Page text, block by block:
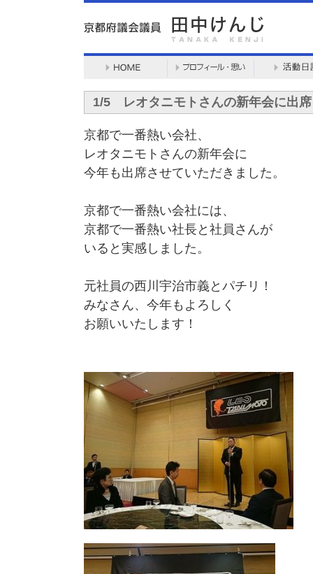
1/5 レオタニモトさんの新年会に出
京都で一番熱い会社、
レオタニモトさんの新年会に
今年も出席させていただきました。
京都で一番熱い会社には、
京都で一番熱い社長と社員さんが
いると実感しました。
元社員の西川宇治市義とパチリ！
みなさん、今年もよろしく
お願いいたします！